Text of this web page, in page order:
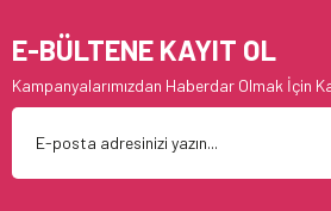
E-BÜLTENE KAYIT OL
Kampanyalarımızdan Haberdar Olmak İçin